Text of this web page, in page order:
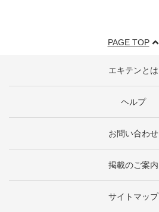
PAGE TOP
エキテンとは
ヘルプ
お問い合わせ
掲載のご案内
サイトマップ